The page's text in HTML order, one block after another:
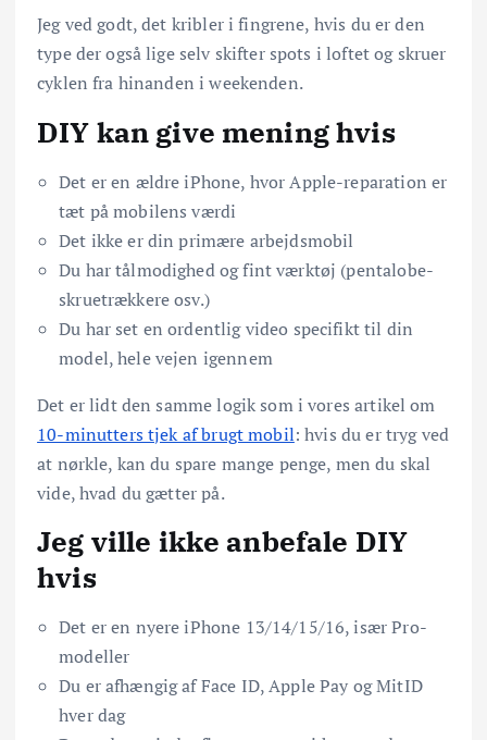
Jeg ved godt, det kribler i fingrene, hvis du er den
type der også lige selv skifter spots i loftet og skruer
cyklen fra hinanden i weekenden.
DIY kan give mening hvis
Det er en ældre iPhone, hvor Apple-reparation er
tæt på mobilens værdi
Det ikke er din primære arbejdsmobil
Du har tålmodighed og fint værktøj (pentalobe-
skruetrækkere osv.)
Du har set en ordentlig video specifikt til din
model, hele vejen igennem
Det er lidt den samme logik som i vores artikel om
10-minutters tjek af brugt mobil: hvis du er tryg ved
at nørkle, kan du spare mange penge, men du skal
vide, hvad du gætter på.
Jeg ville ikke anbefale DIY
hvis
Det er en nyere iPhone 13/14/15/16, især Pro-
modeller
Du er afhængig af Face ID, Apple Pay og MitID
hver dag